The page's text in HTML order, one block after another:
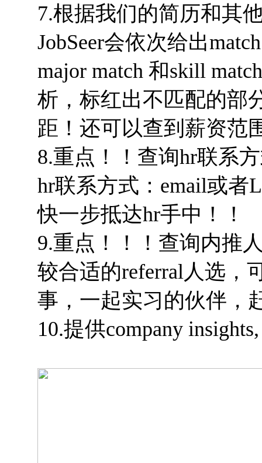
7.根据我们的简历和其
JobSeer会依次给出
major match 和skill
析，标红出不匹配的部
距！还可以查到薪资范
8.重点！！查询hr联系
hr联系方式：email或者
快一步抵达hr手中！！
9.重点！！！查询内推
较合适的referral人选，
事，一起实习的伙伴，
10.提供company